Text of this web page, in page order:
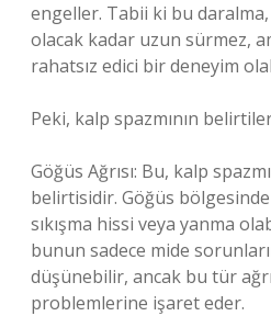
engeller. Tabii ki bu
olacak kadar uzun sürmez,
rahatsız edici bir deneyim
Peki, kalp spazmının
Göğüs Ağrısı: Bu, kalp
belirtisidir. Göğüs
sıkışma hissi veya yanma
bunun sadece mide
düşünebilir, ancak bu tür
problemlerine işaret eder.